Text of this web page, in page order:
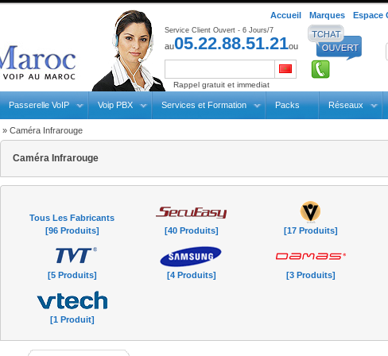
Accueil Marques Espace
Service Client Ouvert - 6 Jours/7
au05.22.88.51.21ou
Rappel gratuit et immediat
Passerelle VoIP Voip PBX Services et Formation Packs Réseaux
» Caméra Infrarouge
Caméra Infrarouge
Tous Les Fabricants
[96 Produits]
[40 Produits] [17 Produits]
[5 Produits] [4 Produits] [3 Produits]
[1 Produit]